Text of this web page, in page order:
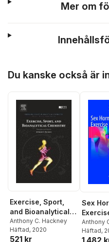
Mer om
Du kanske också är
Exercise, Sport,
and Bioanalytical
Chemistry
Anthony C. Hackney
Häftad, 2020
521 kr
Sex
Women
Anthony
Häftad,
1 482